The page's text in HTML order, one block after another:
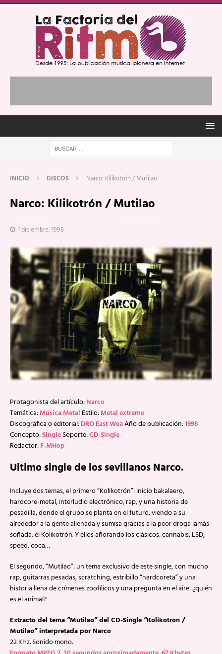
INICIO DISCOS Narco: Kilikotrón / Mutilao
Narco: Kilikotrón / Mutilao
1 diciembre, 1998
Protagonista del artículo:Narco
Temática:Música Metal Estilo:Metal extremo
Discográfica o editorial:DRO East WeaAño de publicación:1998
Concepto:SingleSoporte:CD-Single
Redactor:F-MHop
Ultimo single de los sevillanos Narco.
Incluye dos temas, el primero “Kolikotrón”: inicio bakalaero,
hardcore-metal, interludio electrónico, rap, y una historia de
pesadilla, donde el grupo se planta en el futuro, viendo a su
alrededor a la gente alienada y sumisa gracias a la peor droga jamás
soñada: el Kolikotrón. Y ellos añorando los clásicos: cannabis, LSD,
speed, coca…
El segundo, “Mutilao”: un tema exclusivo de este single, con mucho
rap, guitarras pesadas, scratching, estribillo “hardcoreta” y una
historia llena de crímenes zoofílicos y una pregunta en el aire: ¿quién
es el animal?
Extracto del tema “Mutilao” del CD-Single “Kolikotron /
Mutilao” interpretada por Narco
22 KHz. Sonido mono.